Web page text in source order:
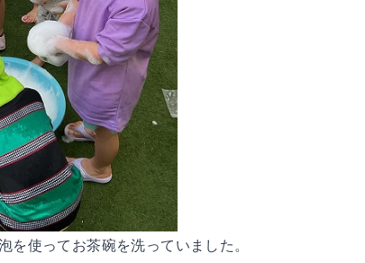
を使ってお茶碗を洗っていました。